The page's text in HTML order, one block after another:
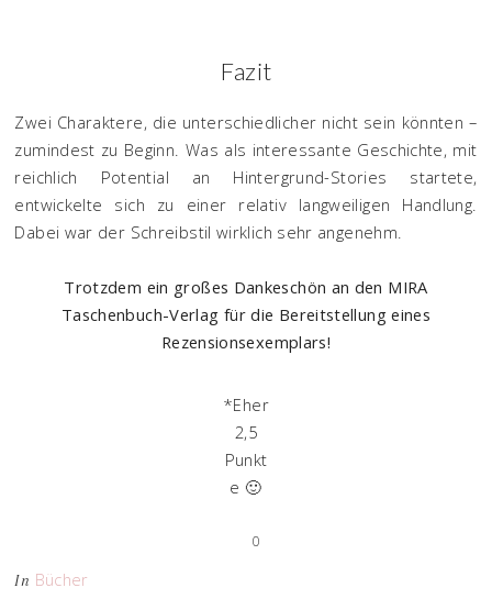
Fazit
Zwei Charaktere, die unterschiedlicher nicht sein könnten –
zumindest zu Beginn. Was als interessante Geschichte, mit
reichlich Potential an Hintergrund-Stories startete,
entwickelte sich zu einer relativ langweiligen Handlung.
Dabei war der Schreibstil wirklich sehr angenehm.
Trotzdem ein großes Dankeschön an den MIRA
Taschenbuch-Verlag für die Bereitstellung eines
Rezensionsexemplars!
*Eher
2,5
Punkt
e 🙂
0
In Bücher